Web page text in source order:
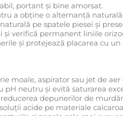
portant și bine amorsat.
a obține o alternanță
pe spatele piesei și
verifică permanent liniile
și protejează placarea cu
moale, aspirator sau jet de
neutru și evită saturarea
depunerilor de
acide pe materiale